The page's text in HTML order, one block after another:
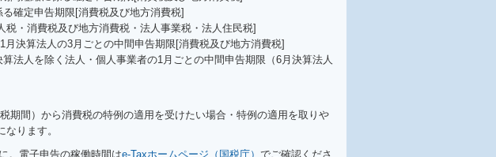
確定申告期限[消費税及び地方消費税]
・消費税及び地方消費税・法人事業税・法人住民税]
決算法人の3月ごとの中間申告期限[消費税及び地方消費税]
法人を除く法人・個人事業者の1月ごとの中間申告期限（6月決算法人
期間）から消費税の特例の適用を受けたい場合・特例の適用を取りや
ります。
。電子申告の稼働時間はe-Taxホームページ（国税庁） でご確認くださ